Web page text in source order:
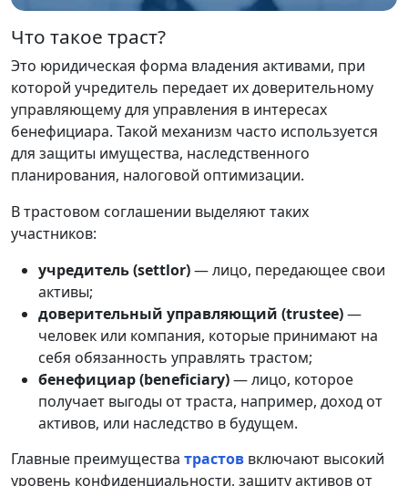
Что такое траст?
Это юридическая форма владения активами, при
которой учредитель передает их доверительному
управляющему для управления в интересах
бенефициара. Такой механизм часто используется
для защиты имущества, наследственного
планирования, налоговой оптимизации.
В трастовом соглашении выделяют таких
участников:
учредитель (settlor)— лицо, передающее свои
активы;
доверительный управляющий (trustee)—
человек или компания, которые принимают на
себя обязанность управлять трастом;
бенефициар (beneficiary)— лицо, которое
получает выгоды от траста, например, доход от
активов, или наследство в будущем.
Главные преимущества трастов включают высокий
уровень конфиденциальности, защиту активов от